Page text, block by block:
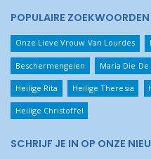
POPULAIRE ZOEKWOORDEN
Onze Lieve Vrouw Van Lourdes
Beschermengelen Maria Die
Heilige Rita Heilige Theresia
Heilige Christoffel
SCHRIJF JE IN OP ONZE